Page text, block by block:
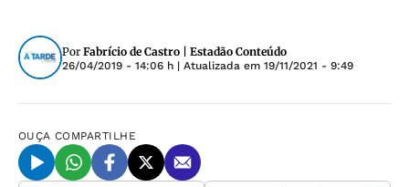
Por Fabrício de Castro | Estadão Conteúdo
26/04/2019 - 14:06 h | Atualizada em 19/11/2021 - 9:49
OUÇA COMPARTILHE